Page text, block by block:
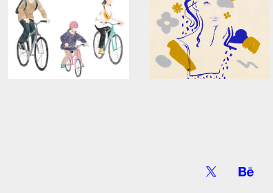
野村不動産「プラウ
ドシーズン大森」イ
ラストMAP
gif animation study 3
- Personal work